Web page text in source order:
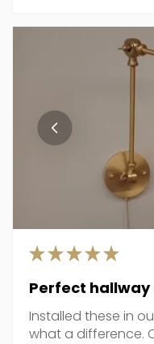
★★★★★
Perfect
Installed these in
what a difference.